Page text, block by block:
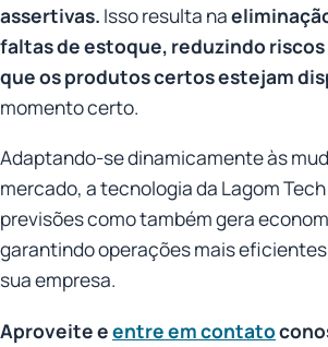
assertivas. Isso resulta na
faltas de estoque, reduzindo riscos
que os produtos certos estejam
momento certo.
Adaptando-se dinamicamente às
mercado, a tecnologia da Lagom
previsões como também gera
garantindo operações mais
sua empresa.
Aproveite eentre em contato